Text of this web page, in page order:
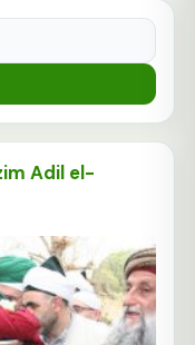
Adil el-